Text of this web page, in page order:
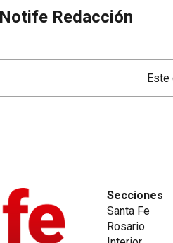
Notife Redacción
Secciones
Santa Fe
Rosario